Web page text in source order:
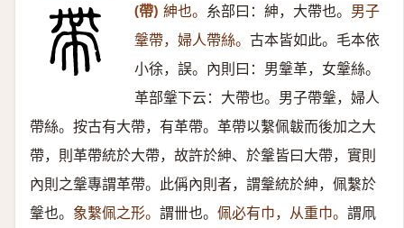
(帶) 紳也。 糸部曰：紳，大帶也。 男子
鞶帶，婦人帶絲。 古本皆如此。毛本依
小徐，誤。內則曰：男鞶革，女鞶絲。
革部鞶下云：大帶也。男子帶鞶，婦人
帶絲。按古有大帶，有革帶。革帶以繫佩韍而後加之大
帶，則革帶統於大帶，故許於紳、於鞶皆曰大帶，實則
內則之鞶專謂革帶。此偁內則者，謂鞶統於紳，佩繫於
鞶也。 象繫佩之形。 謂卌也。 佩必有巾，从重巾。 謂凧